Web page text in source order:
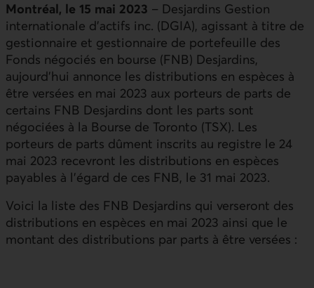
Montréal, le 15 mai 2023 – Desjardins Gestion
internationale d’actifs inc. (DGIA), agissant à titre de
gestionnaire et gestionnaire de portefeuille des
Fonds négociés en bourse (FNB) Desjardins,
aujourd’hui annonce les distributions en espèces à
être versées en mai 2023 aux porteurs de parts de
certains FNB Desjardins dont les parts sont
négociées à la Bourse de Toronto (TSX). Les
porteurs de parts dûment inscrits au registre le 24
mai 2023 recevront les distributions en espèces
payables à l’égard de ces FNB, le 31 mai 2023.
Voici la liste des FNB Desjardins qui verseront des
distributions en espèces en mai 2023 ainsi que le
montant des distributions par parts à être versées :